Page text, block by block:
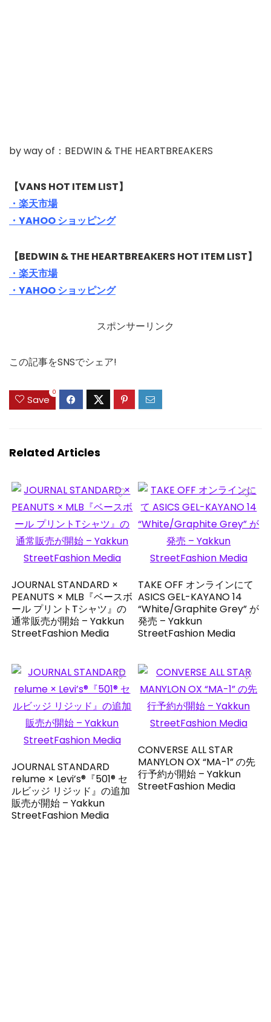
by way of：BEDWIN & THE HEARTBREAKERS
【VANS HOT ITEM LIST】
・楽天市場
・YAHOO ショッピング
【BEDWIN & THE HEARTBREAKERS HOT ITEM LIST】
・楽天市場
・YAHOO ショッピング
スポンサーリンク
この記事をSNSでシェア!
Save
0
Related Articles
JOURNAL STANDARD ×
PEANUTS × MLB『ベースボ
ール プリントTシャツ』の
通常販売が開始 – Yakkun
StreetFashion Media
TAKE OFF オンラインにて
ASICS GEL-KAYANO 14
“White/Graphite Grey” が
発売 – Yakkun
StreetFashion Media
JOURNAL STANDARD
relume × Levi’s®『501® セ
ルビッジ リジッド』の追加
販売が開始 – Yakkun
StreetFashion Media
CONVERSE ALL STAR
MANYLON OX “MA-1” の先
行予約が開始 – Yakkun
StreetFashion Media